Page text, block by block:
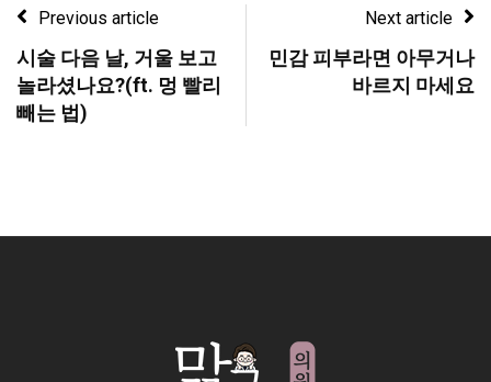
Previous article
시술 다음 날, 거울 보고
놀라셨나요?(ft. 멍 빨리
빼는 법)
Next article
민감 피부라면 아무거나
바르지 마세요